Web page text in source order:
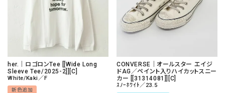
her.｜ロゴロンTee [[Wide Long
Sleeve Tee/2025-2]][C]
White/Kaki／F
新色追加
CONVERSE｜オールスター エイジ
ドAG／ペイント入りハイカットスニー
カー [[31314081]][C]
ｽﾉｰﾎﾜｲﾄ／23.5